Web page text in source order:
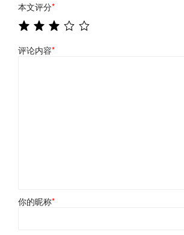
本文评分*
评论内容*
你的昵称*